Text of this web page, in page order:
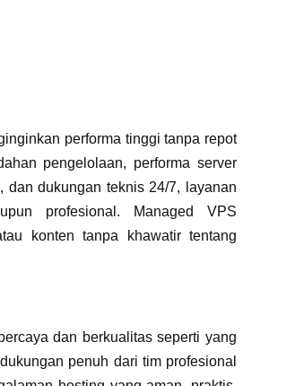
performa tinggi tanpa repot
pengelolaan, performa server
dan dukungan teknis 24/7, layanan
profesional. Managed VPS
konten tanpa khawatir tentang
dan berkualitas seperti yang
penuh dari tim profesional